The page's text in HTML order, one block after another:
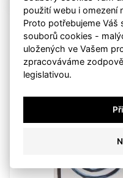
23
použití webu i omezení
Proto potřebujeme Váš
souborů cookies -
uložených ve Vašem
zpracováváme
legislativou.